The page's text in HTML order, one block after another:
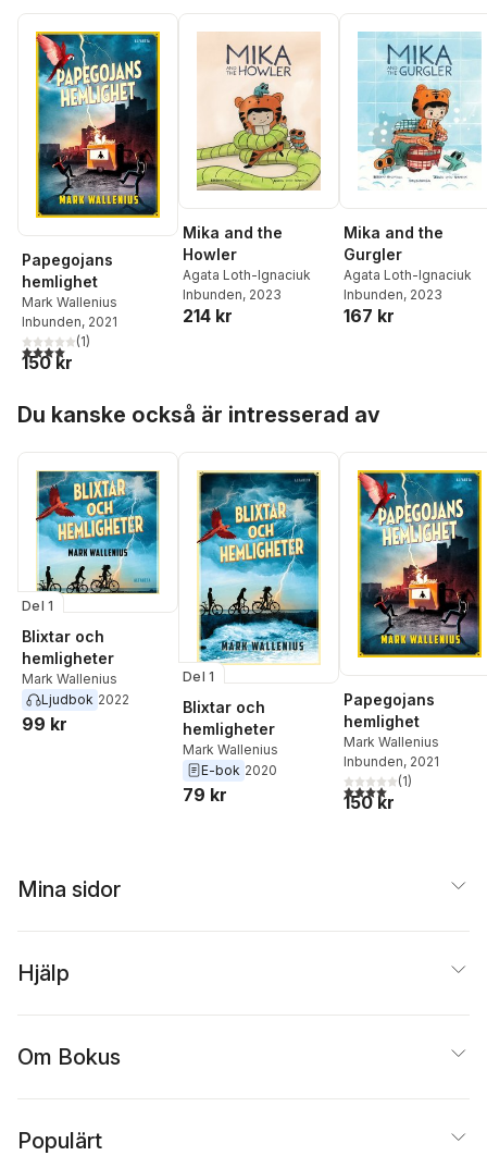
Papegojans
hemlighet
Mark Wallenius
Inbunden, 2021
4,0utav 5 stjärnor. Totalt antal röster:
(1)
150 kr
Mika and the
Howler
Agata Loth-Ignaciuk
Inbunden, 2023
214 kr
Mika and the
Gurgler
Agata Loth-Ignaciuk
Inbunden, 2023
167 kr
Du kanske också är intresserad av
Del 1
Blixtar och
hemligheter
Mark Wallenius
Ljudbok 2022
99 kr
Del 1
Blixtar och
hemligheter
Mark Wallenius
E-bok 2020
79 kr
Papegojans
hemlighet
Mark Wallenius
Inbunden, 2021
4,0utav 5 stjärnor.
(1)
150 kr
Mina sidor
Hjälp
Om Bokus
Populärt